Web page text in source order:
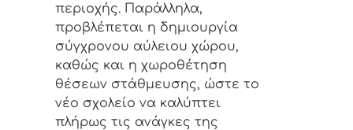
περιοχής. Παράλληλα,
προβλέπεται η δημιουργία
σύγχρονου αύλειου χώρου,
καθώς και η χωροθέτηση
θέσεων στάθμευσης, ώστε το
νέο σχολείο να καλύπτει
πλήρως τις ανάγκες της